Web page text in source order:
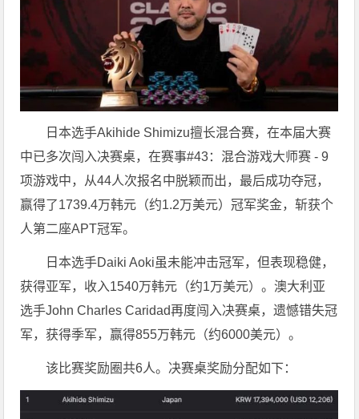
日本选手Akihide Shimizu擅长混合赛，在本届大赛
中已多次闯入决赛桌，在赛事#43：混合游戏大师赛 - 9
项游戏中，从44人次报名中脱颖而出，最后成功夺冠，
赢得了1739.4万韩元（约1.2万美元）冠军奖金，斩获个
人第二座APT冠军。
日本选手Daiki Aoki虽未能冲击冠军，但表现稳健，
获得亚军，收入1540万韩元（约1万美元）。澳大利亚
选手John Charles Caridad再度闯入决赛桌，遗憾错失冠
军，获得季军，赢得855万韩元（约6000美元）。
该比赛奖励圈共6人。决赛桌奖励分配如下：